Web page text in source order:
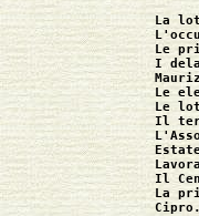
La
Le
I
Le
Le
Il
Il
La